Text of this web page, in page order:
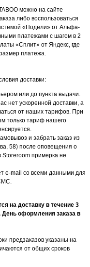
можно на сайте
либо воспользоваться
«Подели» от Альфа-
платежами с шагом в 2
«Сплит» от Яндекс, где
платежа.
доставки:
или до пункта выдачи.
нет ускоренной доставки, а
от наших тарифов. При
только тариф нашего
и забрать заказ из
58) после оповещения о
примерка не
e-mail со всеми данными для
на доставку в течение 3
День оформления заказа в
предзаказов указаны на
от общих сроков